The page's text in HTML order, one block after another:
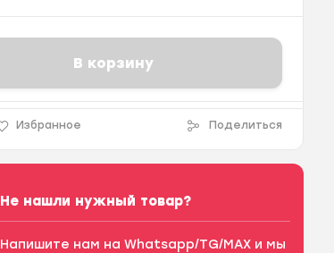
В корзину
Избранное Поделиться
Не нашли нужный товар?
Напишите нам на Whatsapp/TG/MAX и мы